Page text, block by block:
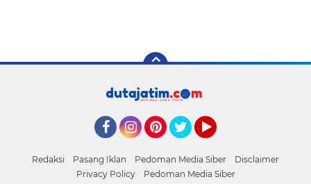
Redaksi Pasang Iklan Pedoman Media Siber
Disclaimer
Privacy Policy
Pedoman Media Siber